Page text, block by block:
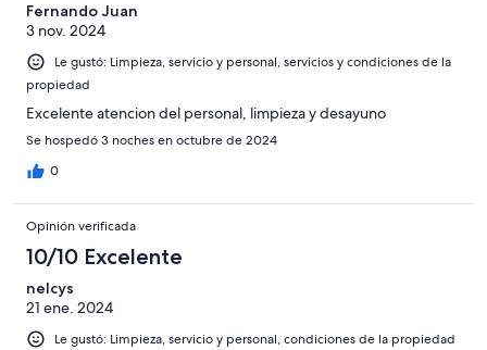
Fernando Juan
3 nov. 2024
Le gustó: Limpieza, servicio y personal, servicios y condiciones de la
propiedad
Excelente atencion del personal, limpieza y desayuno
Se hospedó 3 noches en octubre de 2024
0
Opinión verificada
10/10 Excelente
nelcys
21 ene. 2024
Le gustó: Limpieza, servicio y personal, condiciones de la propiedad